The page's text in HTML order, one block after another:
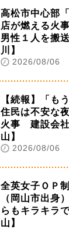
高松市中心部
店が燃える火
男性１人を搬
川】
2026/08/06
【続報】「も
住民は不安な
火事 建設会社
山】
2026/08/06
全英女子ＯＰ
（岡山市出身
らもキラキラ
山】